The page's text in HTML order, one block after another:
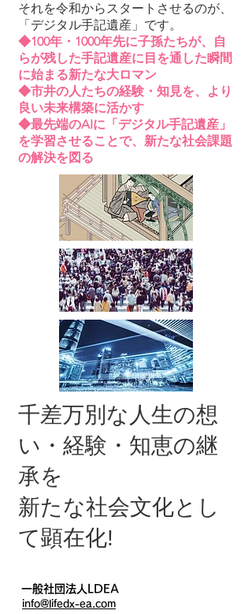
それを令和からスタートさせるのが、
「デジタル手記遺産」です。
◆100年・1000年先に子孫たちが、自
らが残した手記遺産に目を通した瞬間
に始まる新たな大ロマン
◆市井の人たちの経験・知見を、より
良い未来構築に活かす
◆最先端のAIに「デジタル手記遺産」
を学習させることで、新たな社会課題
の解決を図る
千差万別な人生の想
い・経験・知恵の継
承を
新たな社会文化とし
て顕在化!
一般社団法人LDEA
info@lifedx-ea.com